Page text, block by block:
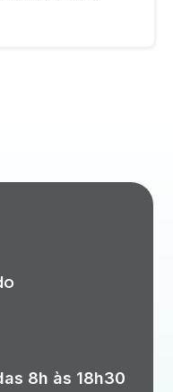
8h às 18h30